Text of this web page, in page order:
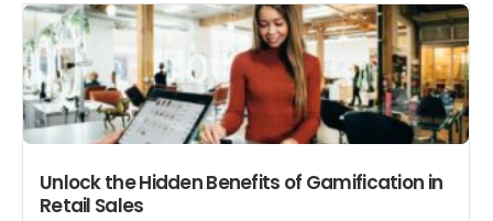
Unlock the Hidden Benefits of Gamification in
Retail Sales